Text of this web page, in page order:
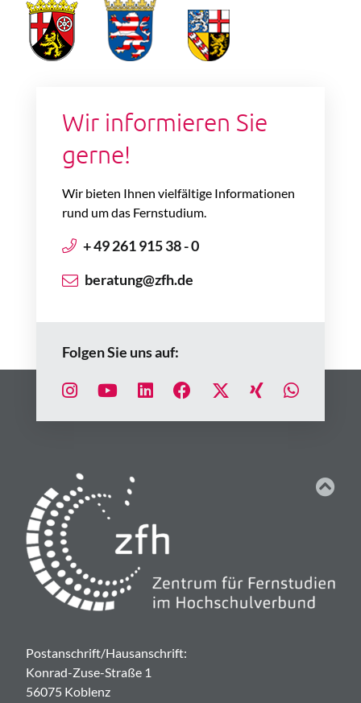
Wir informieren Sie
gerne!
Wir bieten Ihnen vielfältige Informationen
rund um das Fernstudium.
+ 49 261 915 38 - 0
beratung@zfh.de
Folgen Sie uns auf:
Postanschrift/Hausanschrift:
Konrad-Zuse-Straße 1
56075 Koblenz